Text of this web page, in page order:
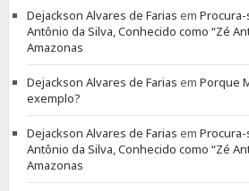
Dejackson Alvares de Farias em Procura-
Antônio da Silva, Conhecido como “Zé
Amazonas
Dejackson Alvares de Farias em Porque
exemplo?
Dejackson Alvares de Farias em Procura-
Antônio da Silva, Conhecido como “Zé
Amazonas